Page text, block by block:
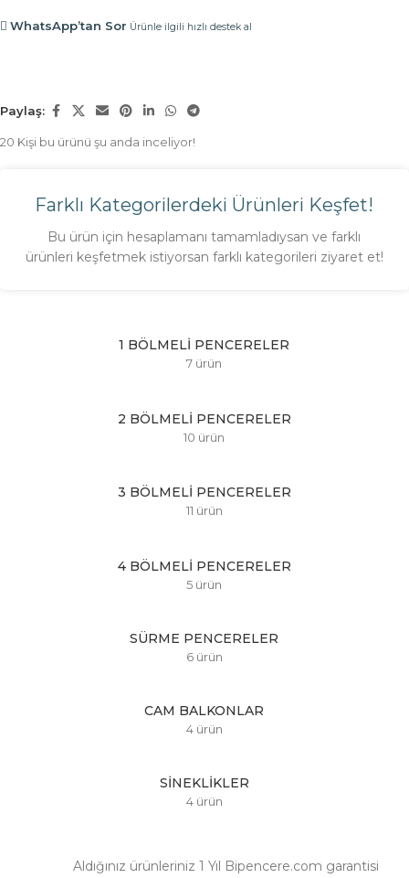
WhatsApp’tan Sor Ürünle ilgili hızlı destek al
Paylaş:
20 Kişi bu ürünü şu anda inceliyor!
Farklı Kategorilerdeki Ürünleri Keşfet!
Bu ürün için hesaplamanı tamamladıysan ve farklı
ürünleri keşfetmek istiyorsan farklı kategorileri ziyaret et!
1 BÖLMELI PENCERELER
7 ürün
2 BÖLMELI PENCERELER
10 ürün
3 BÖLMELI PENCERELER
11 ürün
4 BÖLMELI PENCERELER
5 ürün
SÜRME PENCERELER
6 ürün
CAM BALKONLAR
4 ürün
SINEKLIKLER
4 ürün
Aldığınız ürünleriniz 1 Yıl Bipencere.com garantisi